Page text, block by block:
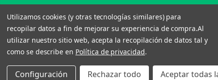
Utilizamos cookies (y otras tecnologías similares) para
recopilar datos a fin de mejorar su experiencia de compra.Al
utilizar nuestro sitio web, acepta la recopilación de datos tal y
como se describe en Política de privacidad.
Configuración Rechazar todo Aceptar todas